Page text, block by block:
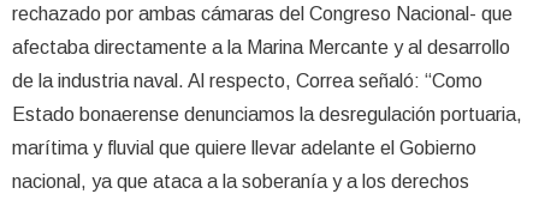
rechazado por ambas cámaras del Congreso Nacional- que
afectaba directamente a la Marina Mercante y al desarrollo
de la industria naval. Al respecto, Correa señaló: “Como
Estado bonaerense denunciamos la desregulación portuaria,
marítima y fluvial que quiere llevar adelante el Gobierno
nacional, ya que ataca a la soberanía y a los derechos